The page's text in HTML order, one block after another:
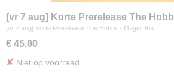
[vr 7 aug] Korte Prerelease The
Gathering
[vr 7 aug] Korte Prerelease The Hobbit - Magic: the…
€ 45,00
✘ Niet op voorraad